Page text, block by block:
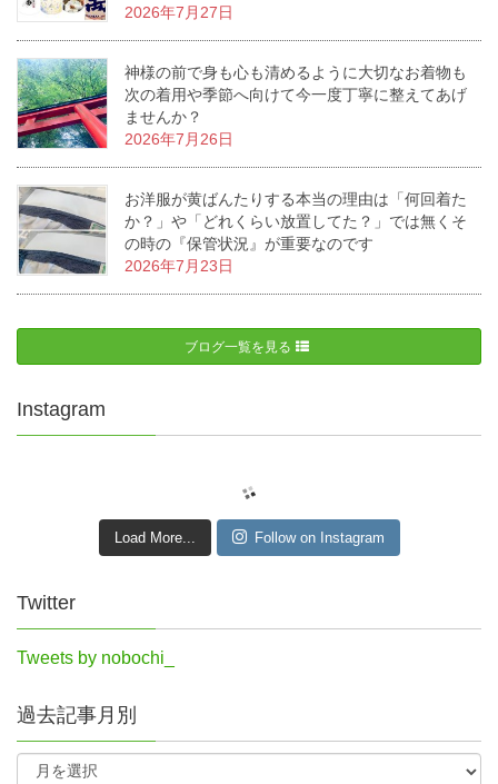
2026年7月27日
神様の前で身も心も清めるように大切なお着物も
次の着用や季節へ向けて今一度丁寧に整えてあげ
ませんか？
2026年7月26日
お洋服が黄ばんたりする本当の理由は「何回着た
か？」や「どれくらい放置してた？」では無くそ
の時の『保管状況』が重要なのです
2026年7月23日
ブログ一覧を見る
Instagram
Load More... Follow on Instagram
Twitter
Tweets by nobochi_
過去記事月別